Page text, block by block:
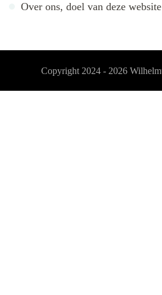
Over ons, doel van deze website
Copyright 2024 - 2026